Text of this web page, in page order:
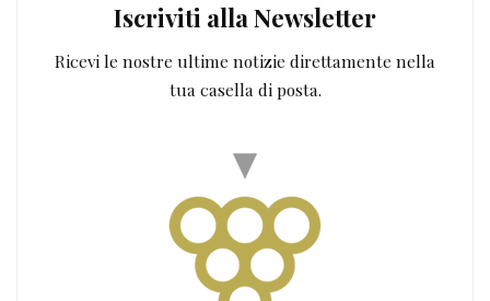
Iscriviti alla Newsletter
Ricevi le nostre ultime notizie direttamente nella
tua casella di posta.